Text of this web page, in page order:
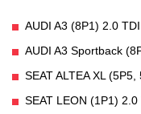
AUDI A3 (8P1) 2.0 TDI
AUDI A3 Sportback
SEAT ALTEA XL
SEAT LEON (1P1) 2.0